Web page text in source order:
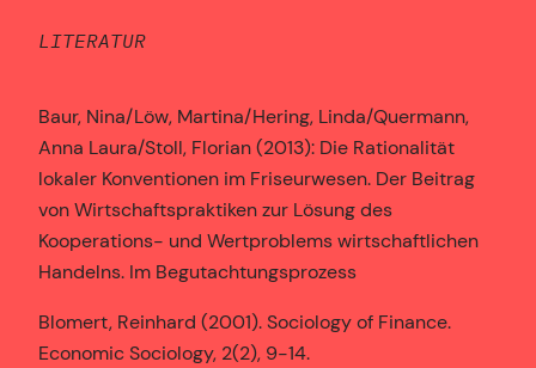
LITERATUR
Baur, Nina/Löw, Martina/Hering, Linda/Quermann,
Anna Laura/Stoll, Florian (2013): Die Rationalität
lokaler Konventionen im Friseurwesen. Der Beitrag
von Wirtschaftspraktiken zur Lösung des
Kooperations- und Wertproblems wirtschaftlichen
Handelns. Im Begutachtungsprozess
Blomert, Reinhard (2001). Sociology of Finance.
Economic Sociology, 2(2), 9-14.